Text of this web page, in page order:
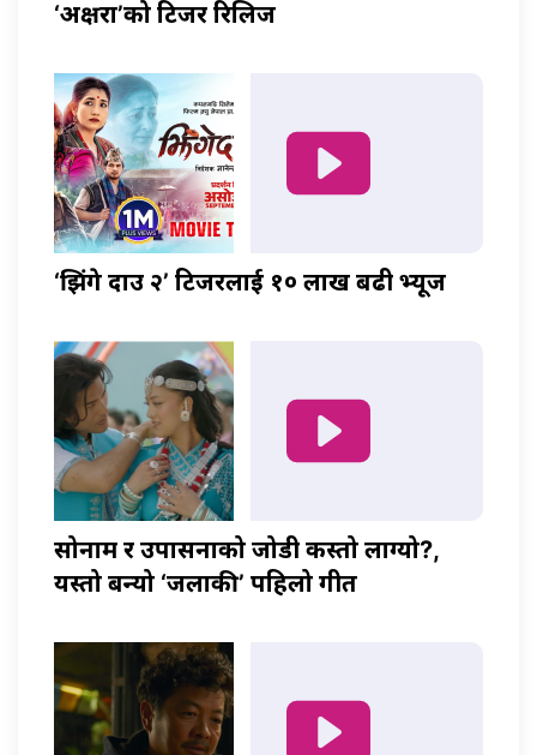
‘अक्षरा’को टिजर रिलिज
‘झिंगे दाउ २’ टिजरलाई १० लाख बढी भ्यूज
सोनाम र उपासनाको जोडी कस्तो लाग्यो?,
यस्तो बन्यो ‘जलाकी’ पहिलो गीत